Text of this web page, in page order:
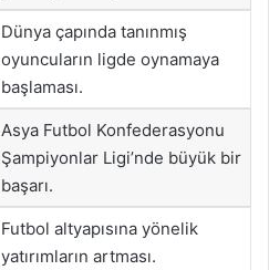
Dünya çapında tanınmış
oyuncuların ligde oynamaya
başlaması.
Asya Futbol Konfederasyonu
Şampiyonlar Ligi’nde büyük bir
başarı.
Futbol altyapısına yönelik
yatırımların artması.